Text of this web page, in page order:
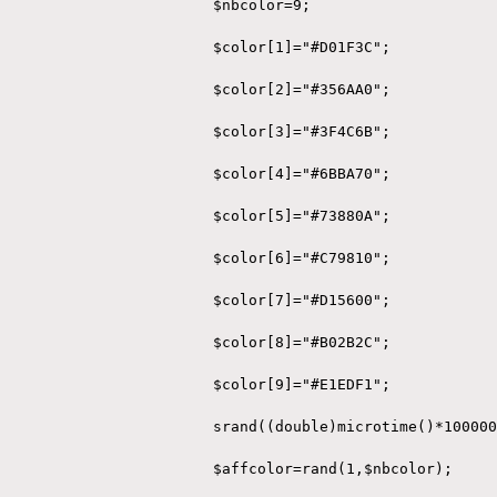
$nbcolor=9;
$color[1]="#D01F3C";
$color[2]="#356AA0";
$color[3]="#3F4C6B";
$color[4]="#6BBA70";
$color[5]="#73880A";
$color[6]="#C79810";
$color[7]="#D15600";
$color[8]="#B02B2C";
$color[9]="#E1EDF1";
$affcolor=rand(1,$nbcolor);